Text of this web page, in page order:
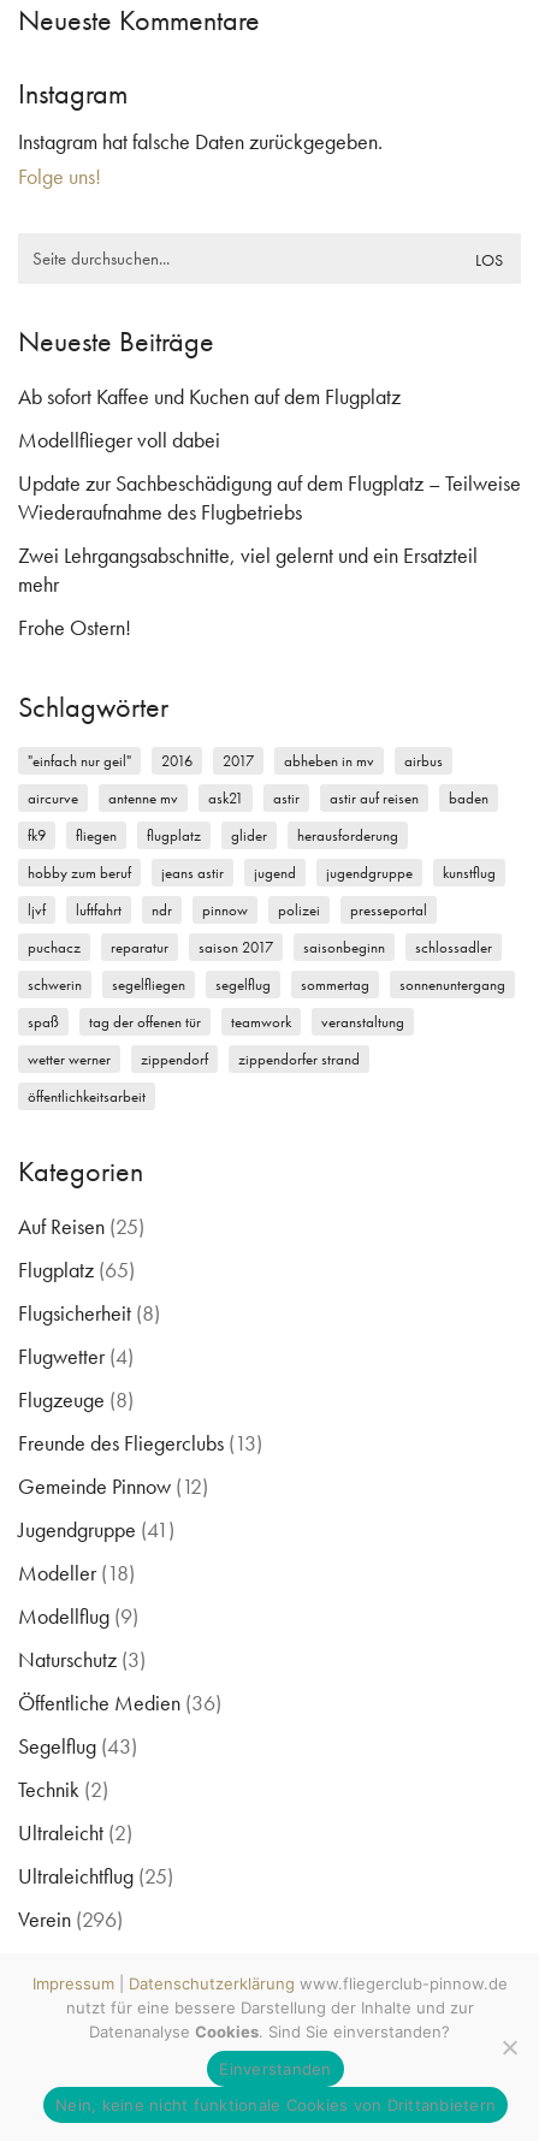
Neueste Kommentare
Instagram
Instagram hat falsche Daten zurückgegeben.
Folge uns!
Search
Neueste Beiträge
Ab sofort Kaffee und Kuchen auf dem Flugplatz
Modellflieger voll dabei
Update zur Sachbeschädigung auf dem Flugplatz – Teilweise
Wiederaufnahme des Flugbetriebs
Zwei Lehrgangsabschnitte, viel gelernt und ein Ersatzteil
mehr
Frohe Ostern!
Schlagwörter
"einfach nur geil" 2016 2017 abheben in mv
airbus
aircurve
antenne mv ask21 astir astir auf reisen
baden
fk9
fliegen flugplatz glider
herausforderung
hobby zum beruf
jeans astir jugend jugendgruppe
kunstflug
ljvf
luftfahrt ndr pinnow polizei
presseportal
puchacz
reparatur saison 2017 saisonbeginn
schlossadler
schwerin
segelfliegen segelflug sommertag
sonnenuntergang
spaß
tag der offenen tür teamwork
veranstaltung
wetter werner
zippendorf
zippendorfer strand
öffentlichkeitsarbeit
Kategorien
Auf Reisen (25)
Flugplatz (65)
Flugsicherheit (8)
Flugwetter(4)
Flugzeuge (8)
Freunde des Fliegerclubs (13)
Gemeinde Pinnow (12)
Jugendgruppe (41)
Modeller(18)
Modellflug (9)
Naturschutz (3)
Öffentliche Medien (36)
Segelflug (43)
Technik (2)
Ultraleicht (2)
Ultraleichtflug (25)
Verein (296)
Wettbewerb(3)
gesamter Blog
Copyright 2009 - 2026
All rights reserved. Wecke den
Luftsportler in Dir! MV tut gut.
#mvtutgut #soobock
Impressum|Datenschutzerklärung
Impressum| Datenschutzerklärung www.fliegerclub-pinnow.de
nutzt für eine bessere Darstellung der Inhalte und zur
Datenanalyse Cookies. Sind Sie einverstanden?
Einverstanden
Nein, keine nicht funktionale Cookies von Drittanbietern